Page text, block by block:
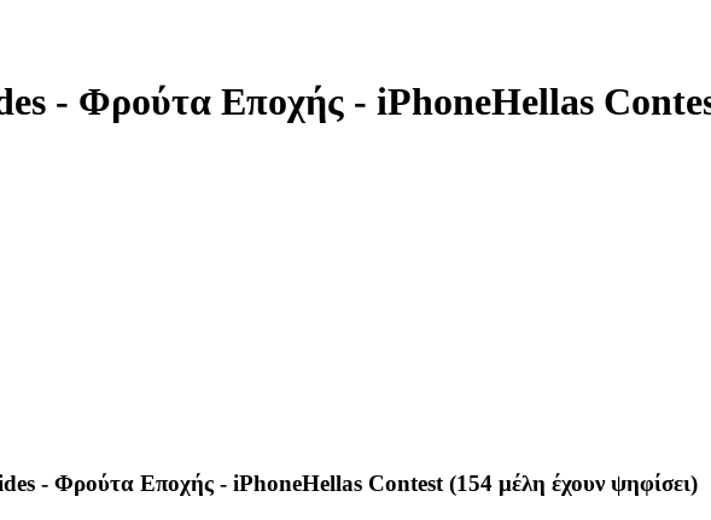
- Φρούτα Εποχής - iPhoneHellas
- Φρούτα Εποχής - iPhoneHellas Contest (154 μέλη έχουν ψηφίσει)